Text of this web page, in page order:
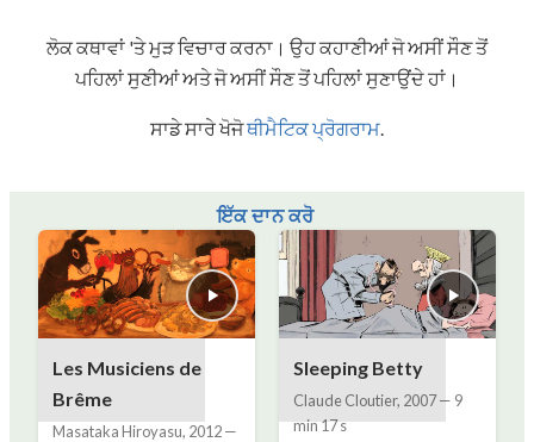
ਇੱਕ ਦਾਨ ਕਰੋ
ਲੋਕ ਕਥਾਵਾਂ 'ਤੇ ਮੁੜ ਵਿਚਾਰ ਕਰਨਾ। ਉਹ ਕਹਾਣੀਆਂ ਜੋ ਅਸੀਂ ਸੌਣ ਤੋਂ
ਪਹਿਲਾਂ ਸੁਣੀਆਂ ਅਤੇ ਜੋ ਅਸੀਂ ਸੌਣ ਤੋਂ ਪਹਿਲਾਂ ਸੁਣਾਉਂਦੇ ਹਾਂ।
ਸਾਡੇ ਸਾਰੇ ਖੋਜੋਥੀਮੈਟਿਕ ਪ੍ਰੋਗਰਾਮ.
Les Musiciens de
Brême
Masataka Hiroyasu, 2012—
Sleeping Betty
Claude Cloutier, 2007— 9
min 17 s